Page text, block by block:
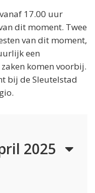
17.00 uur
dit moment. Twee
van dit moment,
een
komen voorbij.
bij de Sleutelstad
2025